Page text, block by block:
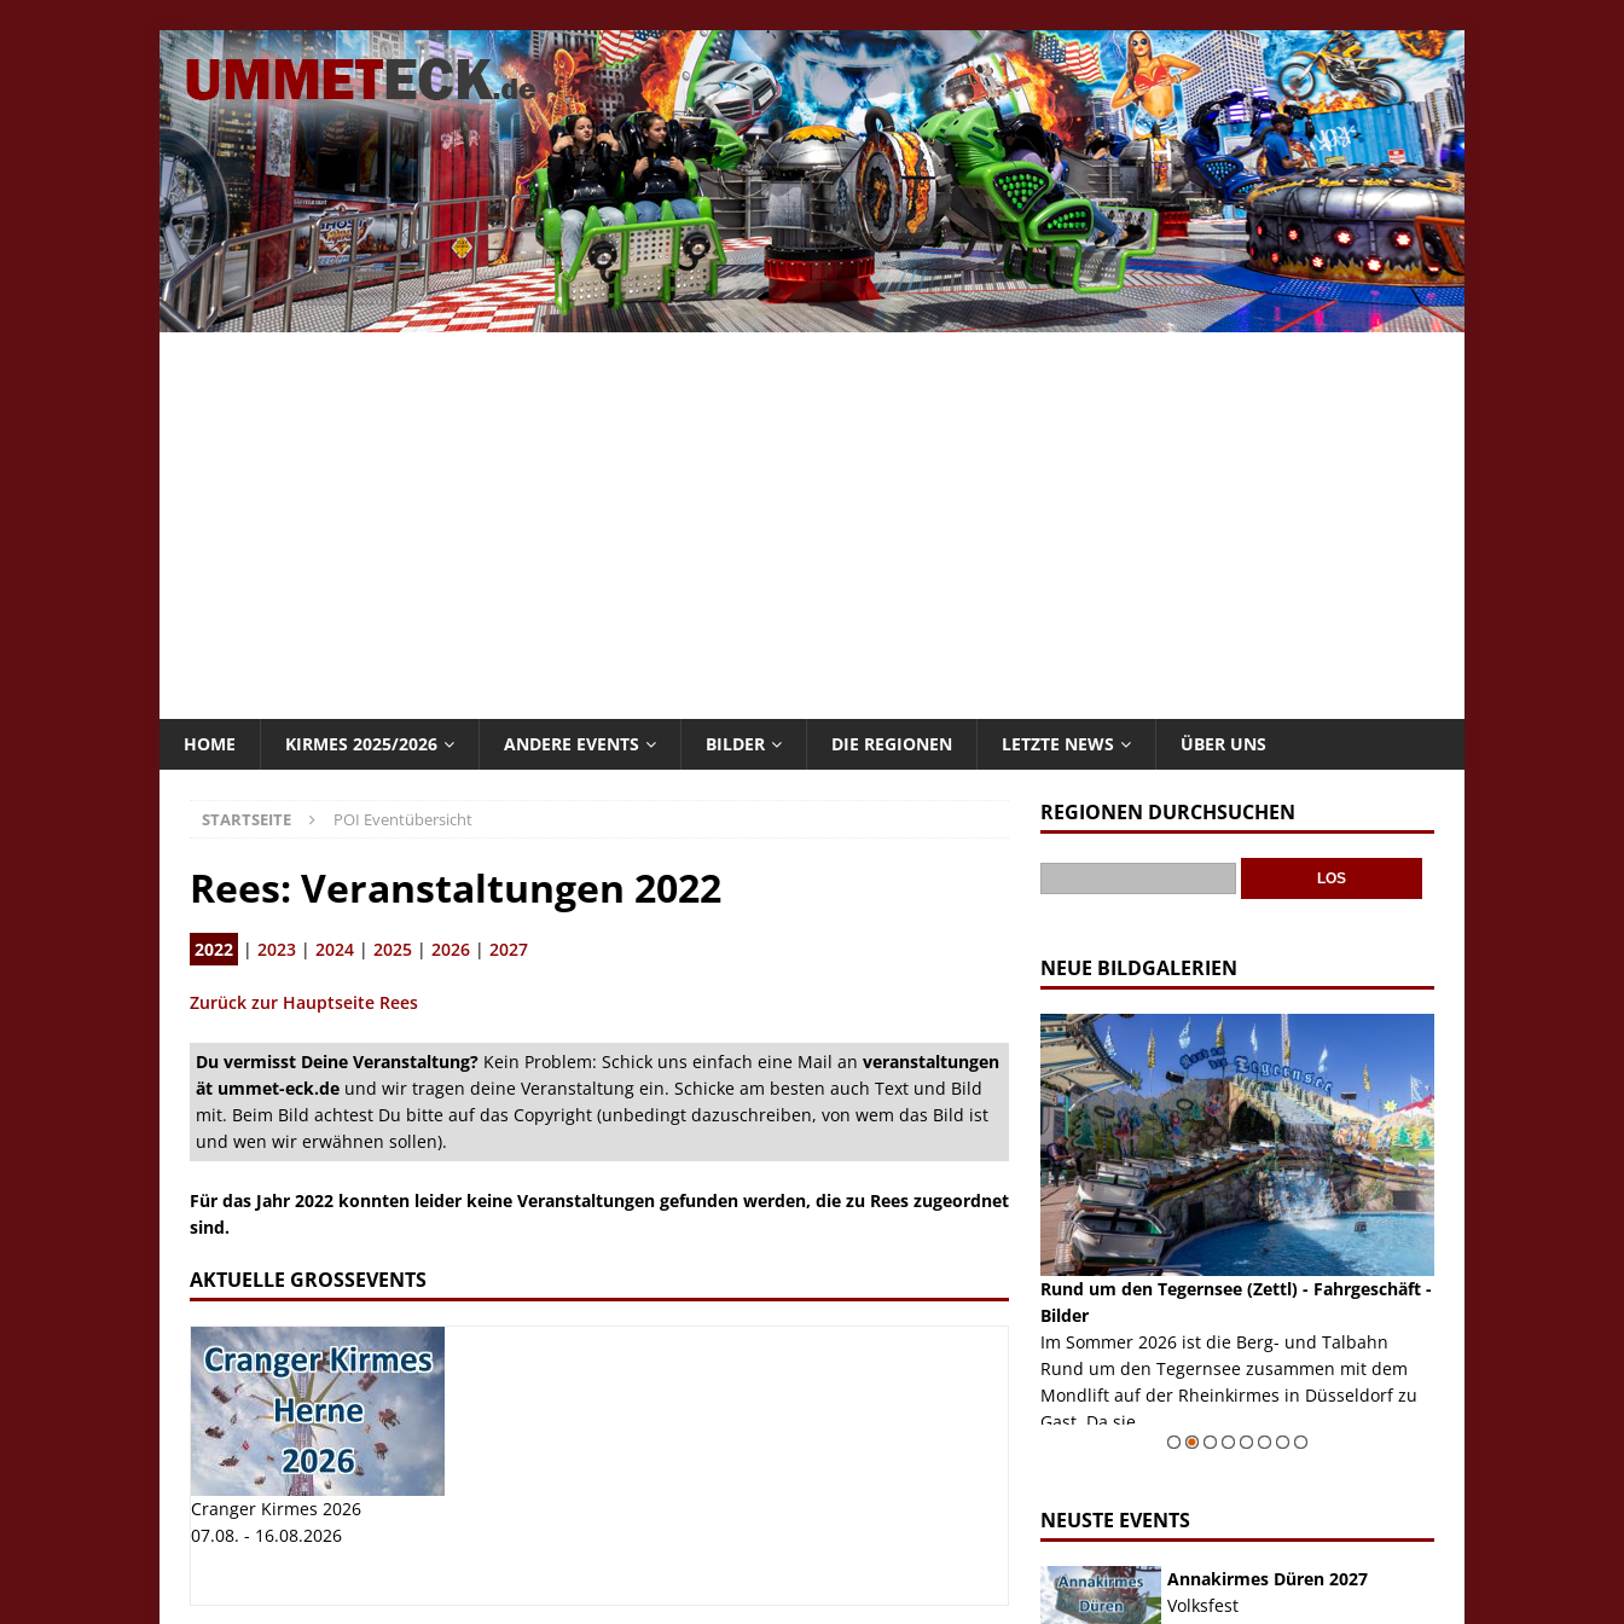
HOME KIRMES 2025/2026 ANDERE EVENTS BILDER DIE REGIONEN LETZTE NEWS ÜBER UNS
STARTSEITE POI Eventübersicht
Rees: Veranstaltungen 2022
2022 | 2023 | 2024 | 2025 | 2026 | 2027
Zurück zur Hauptseite Rees
Du vermisst Deine Veranstaltung? Kein Problem: Schick uns einfach eine Mail an veranstaltungen
ät ummet-eck.de und wir tragen deine Veranstaltung ein. Schicke am besten auch Text und Bild
mit. Beim Bild achtest Du bitte auf das Copyright (unbedingt dazuschreiben, von wem das Bild ist
und wen wir erwähnen sollen).
Für das Jahr 2022 konnten leider keine Veranstaltungen gefunden werden, die zu Rees zugeordnet
sind.
AKTUELLE GROSSEVENTS
Cranger Kirmes 2026
07.08. - 16.08.2026
REGIONEN DURCHSUCHEN
NEUE BILDGALERIEN
Rund um den Tegernsee (Zettl) - Fahrgeschäft -
Bilder
Im Sommer 2026 ist die Berg- und Talbahn
Rund um den Tegernsee zusammen mit dem
Mondlift auf der Rheinkirmes in Düsseldorf zu
Gast. Da sie ...
Crazy Outback (Kollmann) - Laufgeschäft -
Schau Dir hier Bilder vom Laufgeschäft "Crazy
Outback" an.
NEUSTE EVENTS
Annakirmes Düren 2027
Volksfest